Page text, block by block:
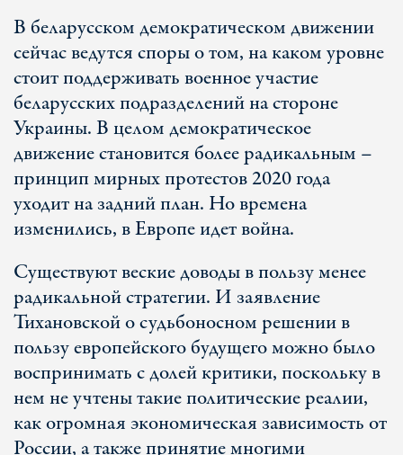
В беларусском демократическом движении
сейчас ведутся споры о том, на каком уровне
стоит поддерживать военное участие
беларусских подразделений на стороне
Украины. В целом демократическое
движение становится более радикальным –
принцип мирных протестов 2020 года
уходит на задний план. Но времена
изменились, в Европе идет война.
Существуют веские доводы в пользу менее
радикальной стратегии. И заявление
Тихановской о судьбоносном решении в
пользу европейского будущего можно было
воспринимать с долей критики, поскольку в
нем не учтены такие политические реалии,
как огромная экономическая зависимость от
России, а также принятие многими